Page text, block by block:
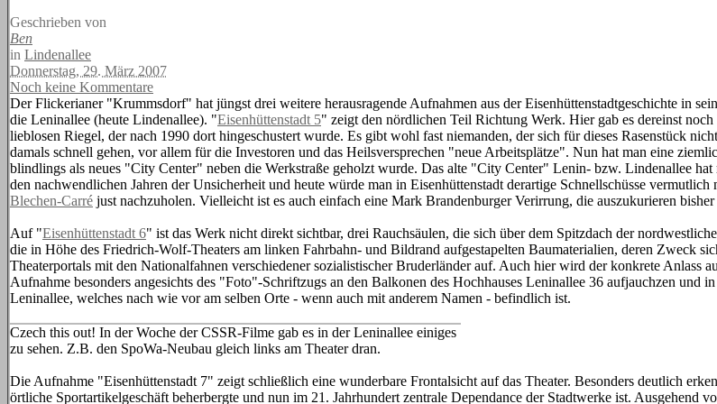
Geschrieben von
Ben
in Lindenallee
Donnerstag, 29. März 2007
Noch keine Kommentare
Der Flickerianer "Krummsdorf" hat jüngst drei weitere herausragende Aufnahmen aus der Eisenhüttenstadtgeschichte in
die Leninallee (heute Lindenallee). "Eisenhüttenstadt 5" zeigt den nördlichen Teil Richtung Werk. Hier gab es dereinst
lieblosen Riegel, der nach 1990 dort hingeschustert wurde. Es gibt wohl fast niemanden, der sich für dieses Rasenstück
damals schnell gehen, vor allem für die Investoren und das Heilsversprechen "neue Arbeitsplätze". Nun hat man eine
blindlings als neues "City Center" neben die Werkstraße geholzt wurde. Das alte "City Center" Lenin- bzw. Lindenallee
den nachwendlichen Jahren der Unsicherheit und heute würde man in Eisenhüttenstadt derartige Schnellschüsse
Blechen-Carré just nachzuholen. Vielleicht ist es auch einfach eine Mark Brandenburger Verirrung, die auszukurieren
Auf "Eisenhüttenstadt 6" ist das Werk nicht direkt sichtbar, drei Rauchsäulen, die sich über dem Spitzdach der
die in Höhe des Friedrich-Wolf-Theaters am linken Fahrbahn- und Bildrand aufgestapelten Baumaterialien, deren Zweck
Theaterportals mit den Nationalfahnen verschiedener sozialistischer Bruderländer auf. Auch hier wird der konkrete
Aufnahme besonders angesichts des "Foto"-Schriftzugs an den Balkonen des Hochhauses Leninallee 36 aufjauchzen und
Leninallee, welches nach wie vor am selben Orte - wenn auch mit anderem Namen - befindlich ist.
Czech this out! In der Woche der CSSR-Filme gab es in der Leninallee einiges
zu sehen. Z.B. den SpoWa-Neubau gleich links am Theater dran.
Die Aufnahme "Eisenhüttenstadt 7" zeigt schließlich eine wunderbare Frontalsicht auf das Theater. Besonders deutlich
örtliche Sportartikelgeschäft beherbergte und nun im 21. Jahrhundert zentrale Dependance der Stadtwerke ist. Ausgehend